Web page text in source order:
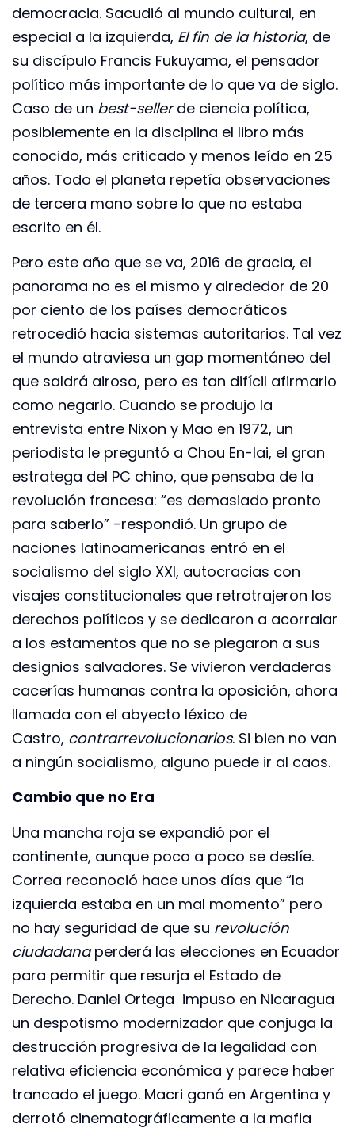
democracia. Sacudió al mundo cultural, en
especial a la izquierda, El fin de la historia, de
su discípulo Francis Fukuyama, el pensador
político más importante de lo que va de siglo.
Caso de un best-sellerde ciencia política,
posiblemente en la disciplina el libro más
conocido, más criticado y menos leído en 25
años. Todo el planeta repetía observaciones
de tercera mano sobre lo que no estaba
escrito en él.
Pero este año que se va, 2016 de gracia, el
panorama no es el mismo y alrededor de 20
por ciento de los países democráticos
retrocedió hacia sistemas autoritarios. Tal vez
el mundo atraviesa un gap momentáneo del
que saldrá airoso, pero es tan difícil afirmarlo
como negarlo. Cuando se produjo la
entrevista entre Nixon y Mao en 1972, un
periodista le preguntó a Chou En-lai, el gran
estratega del PC chino, que pensaba de la
revolución francesa: “es demasiado pronto
para saberlo” -respondió. Un grupo de
naciones latinoamericanas entró en el
socialismo del siglo XXI, autocracias con
visajes constitucionales que retrotrajeron los
derechos políticos y se dedicaron a acorralar
a los estamentos que no se plegaron a sus
designios salvadores. Se vivieron verdaderas
cacerías humanas contra la oposición, ahora
llamada con el abyecto léxico de
Castro, contrarrevolucionarios. Si bien no van
a ningún socialismo, alguno puede ir al caos.
Cambio que no Era
Una mancha roja se expandió por el
continente, aunque poco a poco se deslíe.
Correa reconoció hace unos días que “la
izquierda estaba en un mal momento” pero
no hay seguridad de que su revolución
ciudadanaperderá las elecciones en Ecuador
para permitir que resurja el Estado de
Derecho. Daniel Ortega impuso en Nicaragua
un despotismo modernizador que conjuga la
destrucción progresiva de la legalidad con
relativa eficiencia económica y parece haber
trancado el juego. Macri ganó en Argentina y
derrotó cinematográficamente a la mafia